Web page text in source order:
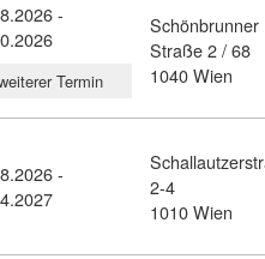
openBIM
-
Termin
Schönbrunner
Straße 2 / 68
1040 Wien
1, 2 & 3 (1685399)
-
2-4
1010 Wien